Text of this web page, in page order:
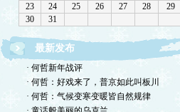
最新发布
· 何哲新年战评
· 何哲：好戏来了，普京如此叫板川
· 何哲：气候变寒变暖皆自然规律